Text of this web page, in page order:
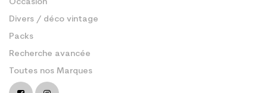
Occasion
Divers / déco vintage
Packs
Recherche avancée
Toutes nos Marques